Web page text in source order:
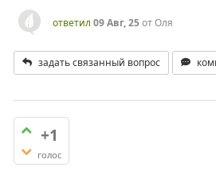
ответил 09 Авг, 25отОля
задать связанный вопрос
+1
голос